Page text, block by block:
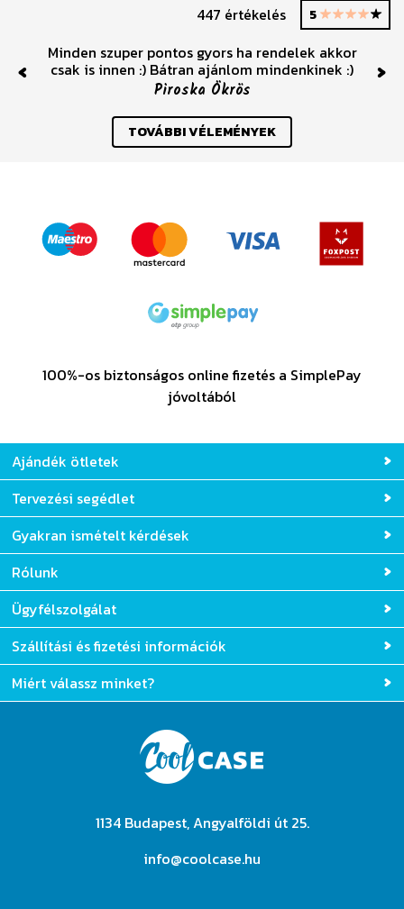
447 értékelés 5
Minden szuper pontos gyors ha rendelek akkor
csak is innen :) Bátran ajánlom mindenkinek :)
Piroska Ökrös
Previous
TOVÁBBI VÉLEMÉNYEK
100%-os biztonságos online fizetés a SimplePay
jóvoltából
Ajándék ötletek
Tervezési segédlet
Gyakran ismételt kérdések
Rólunk
Ügyfélszolgálat
Szállítási és fizetési információk
Miért válassz minket?
1134 Budapest, Angyalföldi út 25.
info@coolcase.hu